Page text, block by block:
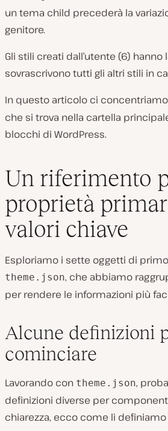
un tema child precederà la
genitore.
Gli stili creati dall’utente (6)
sovrascrivono tutti gli altri stili in
In questo articolo ci
che si trova nella cartella
blocchi di WordPress.
Un riferimento
proprietà
valori chiave
Esploriamo i sette oggetti di
theme.json, che abbiamo
per rendere le informazioni più
Alcune definizioni
cominciare
Lavorando con theme.json,
definizioni diverse per
chiarezza, ecco come li